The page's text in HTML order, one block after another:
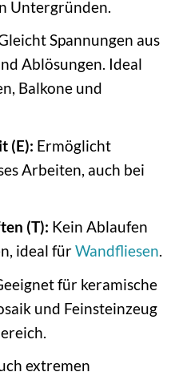
Untergründen.
Spannungen aus
Ablösungen. Ideal
Balkone und
(E): Ermöglicht
Arbeiten, auch bei
(T): Kein Ablaufen
ideal fürWandfliesen.
für keramische
und Feinsteinzeug
extremen